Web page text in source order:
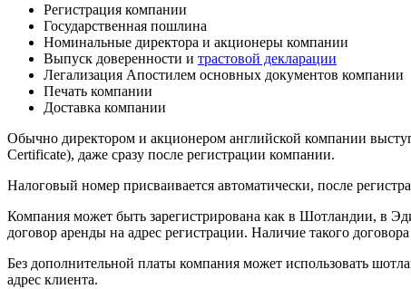
Регистрация компании
Государственная пошлина
Номинальные директора и акционеры компании
Выпуск доверенности и трастовой декларации
Легализация Апостилем основных документов компании
Печать компании
Доставка компании
Обычно директором и акционером английской компании
Certificate), даже сразу после регистрации компании.
Налоговый номер присваивается автоматически, после
Компания может быть зарегистрирована как в Шотландии, в
договор аренды на адрес регистрации. Наличие такого
Без дополнительной платы компания может использовать
адрес клиента.